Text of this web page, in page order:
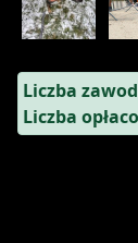
Liczba
Liczba